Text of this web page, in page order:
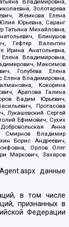
Владимировна,
Золотарева
Жемкова Елена
Юрьевна, Саранг
Татьяна Михайловна,
Блинушов
Гефтер Валентин
Ирина Анатольевна,
Владимировна,
Максимов
Голубева Елена
Елена Владимировна,
Кокорина
Арапова Галина
Вадим Юрьевич,
Протасова
Лукашевский Сергей
Ефимович, Сухих
Анна
Смирнов Владимир
Борис Андреевич,
Орлов Олег
Маркович, Захаров
данные
в том числе
признанных в
Федерации